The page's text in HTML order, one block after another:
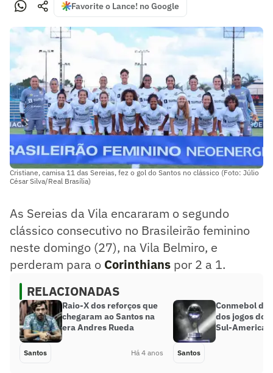
Favorite o Lance! no Google
Cristiane, camisa 11 das Sereias, fez o gol do Santos no clássico (Foto: Júlio
César Silva/Real Brasília)
As Sereias da Vila encararam o segundo
clássico consecutivo no Brasileirão feminino
neste domingo (27), na Vila Belmiro, e
perderam para o Corinthians por 2 a 1.
RELACIONADAS
Raio-X dos reforços que
chegaram ao Santos na
era Andres Rueda
Santos Há 4 anos
Conmebol
dos jogos do
Sul-
Santos